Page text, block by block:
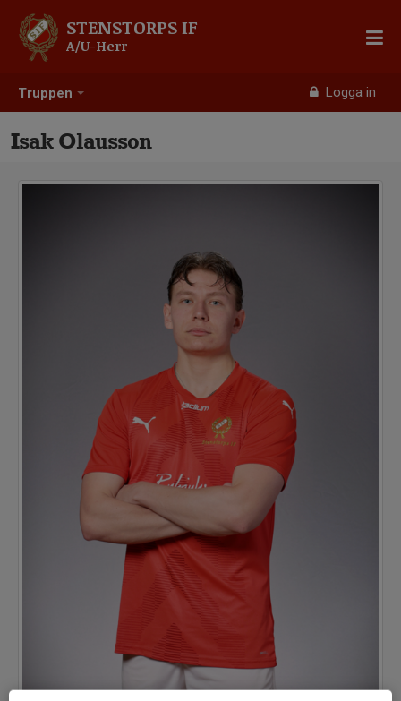
Truppen Logga in
STENSTORPS IF
A/U-Herr
Isak Olausson